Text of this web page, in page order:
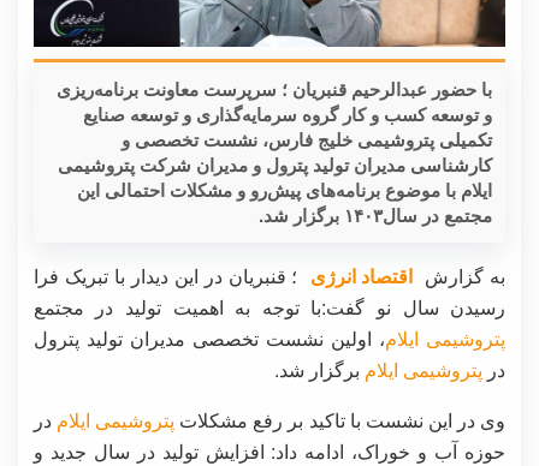
با حضور عبدالرحیم قنبریان ؛ سرپرست‌ معاونت برنامه‌ریزی
و‌ توسعه کسب و کار گروه سرمایه‌گذاری و توسعه صنایع
تکمیلی پتروشیمی خلیج فارس، نشست تخصصی و
کارشناسی مدیران تولید پترول و مدیران شرکت‌ پتروشیمی
ایلام با موضوع برنامه‌های پیش‌رو و مشکلات احتمالی این
مجتمع در سال۱۴۰۳ برگزار شد.
به گزارش اقتصاد انرژی ؛ قنبریان در این دیدار با تبریک فرا
رسیدن سال نو گفت:با توجه به اهمیت تولید در مجتمع
پتروشیمی ایلام، اولین نشست تخصصی مدیران تولید پترول
در پتروشیمی ایلام برگزار شد.
وی در این نشست با تاکید بر رفع مشکلات پتروشیمی ایلام در
حوزه آب و‌ خوراک، ادامه داد: افزایش تولید در سال جدید و‌